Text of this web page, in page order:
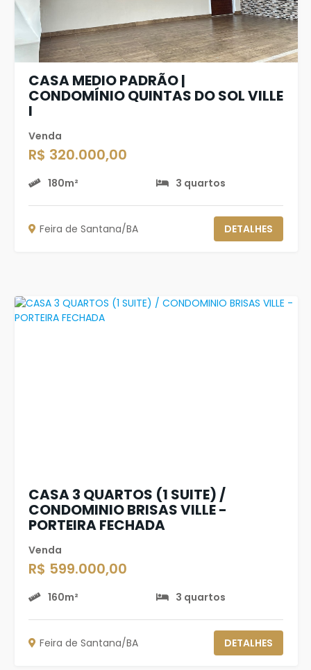
CASA MEDIO PADRÃO |
CONDOMÍNIO QUINTAS DO SOL VILLE
I
Venda
R$ 320.000,00
180m² 3 quartos
Feira de Santana/BA DETALHES
CASA 3 QUARTOS (1 SUITE) /
CONDOMINIO BRISAS VILLE -
PORTEIRA FECHADA
Venda
R$ 599.000,00
160m² 3 quartos
Feira de Santana/BA DETALHES